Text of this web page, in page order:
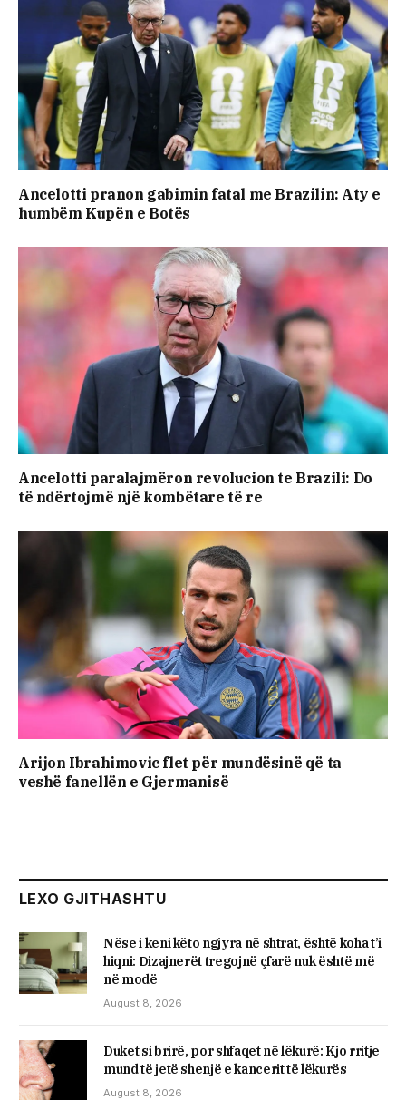
Ancelotti pranon gabimin fatal me Brazilin: Aty e
humbëm Kupën e Botës
Ancelotti paralajmëron revolucion te Brazili: Do
të ndërtojmë një kombëtare të re
Arijon Ibrahimovic flet për mundësinë që ta
veshë fanellën e Gjermanisë
LEXO GJITHASHTU
Nëse i keni këto ngjyra në shtrat, është koha t’i
hiqni: Dizajnerët tregojnë çfarë nuk është më
në modë
August 8, 2026
Duket si brirë, por shfaqet në lëkurë: Kjo rritje
mund të jetë shenjë e kancerit të lëkurës
August 8, 2026